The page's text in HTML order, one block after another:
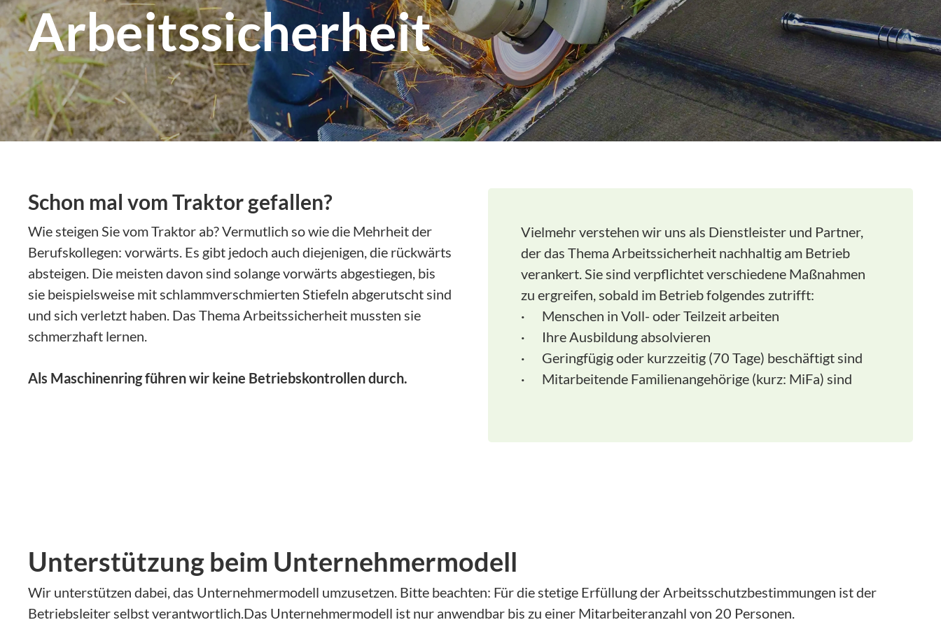
Bodenproben
Entsorgung von
Agrarfolie/Vlies
Information und
Beratung
Maschinenvermittlung
Weinversand und
Verpackungsverordnung
Wetter
Reinigung
Arbeitssicherheit
Schon mal vom Traktor gefallen?
Wie steigen Sie vom Traktor ab? Vermutlich so wie die Mehrheit der
Berufskollegen: vorwärts. Es gibt jedoch auch diejenigen, die rückwärts
absteigen. Die meisten davon sind solange vorwärts abgestiegen, bis
sie beispielsweise mit schlammverschmierten Stiefeln abgerutscht sind
und sich verletzt haben. Das Thema Arbeitssicherheit mussten sie
schmerzhaft lernen.
Als Maschinenring führen wir keine Betriebskontrollen durch.
Vielmehr verstehen wir uns als Dienstleister und Partner,
der das Thema Arbeitssicherheit nachhaltig am Betrieb
verankert. Sie sind verpflichtet verschiedene Maßnahmen
zu ergreifen, sobald im Betrieb folgendes zutrifft:
Menschen in Voll- oder Teilzeit arbeiten
Ihre Ausbildung absolvieren
Geringfügig oder kurzzeitig (70 Tage) beschäftigt sind
Mitarbeitende Familienangehörige (kurz: MiFa) sind
Unterstützung beim Unternehmermodell
Wir unterstützen dabei, das Unternehmermodell umzusetzen. Bitte beachten: Für die stetige Erfüllung der Arbeitsschutzbestimmungen ist der
Betriebsleiter selbst verantwortlich.Das Unternehmermodell ist nur anwendbar bis zu einer Mitarbeiteranzahl von 20 Personen.